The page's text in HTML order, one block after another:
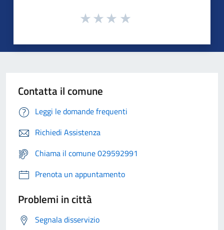
Contatta il comune
Leggi le domande frequenti
Richiedi Assistenza
Chiama il comune 029592991
Prenota un appuntamento
Problemi in città
Segnala disservizio